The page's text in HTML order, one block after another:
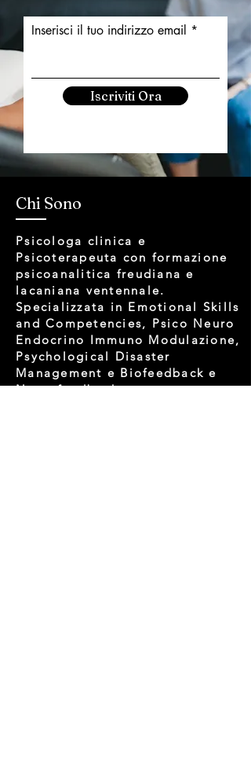
Inserisci il tuo indirizzo email
Iscriviti Ora
Chi Sono
Psicologa clinica e
Psicoterapeuta con formazione
psicoanalitica freudiana e
lacaniana ventennale.
Specializzata in Emotional Skills
and Competencies, Psico Neuro
Endocrino Immuno Modulazione,
Psychological Disaster
Management e Biofeedback e
Neurofeedback.